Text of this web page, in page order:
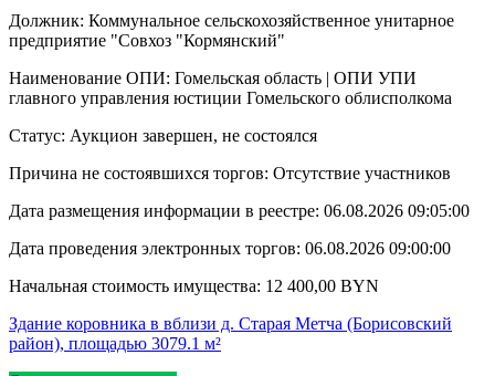
Должник: Коммунальное сельскохозяйственное унитарное
предприятие "Совхоз "Кормянский"
Наименование ОПИ: Гомельская область | ОПИ УПИ
главного управления юстиции Гомельского облисполкома
Статус: Аукцион завершен, не состоялся
Причина не состоявшихся торгов: Отсутствие участников
Дата размещения информации в реестре: 06.08.2026 09:05:00
Дата проведения электронных торгов: 06.08.2026 09:00:00
Начальная стоимость имущества: 12 400,00 BYN
Здание коровника в вблизи д. Старая Метча (Борисовский
район), площадью 3079.1 м²